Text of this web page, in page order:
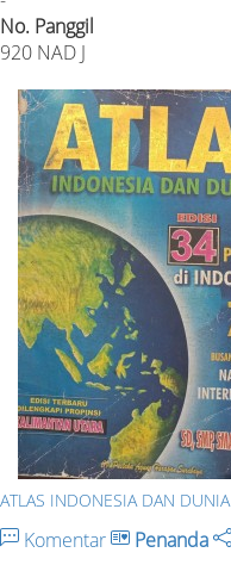
No. Panggil
920 NAD J
ATLAS INDONESIA DAN DUNIA
Komentar Penanda